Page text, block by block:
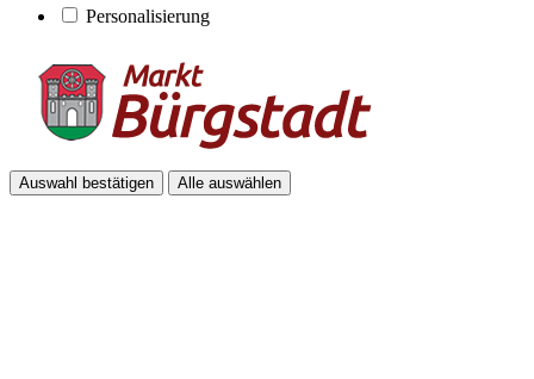
Personalisierung
Auswahl bestätigen Alle auswählen